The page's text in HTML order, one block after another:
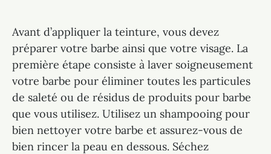
Avant d’appliquer la teinture, vous devez
préparer votre barbe ainsi que votre visage. La
première étape consiste à laver soigneusement
votre barbe pour éliminer toutes les particules
de saleté ou de résidus de produits pour barbe
que vous utilisez. Utilisez un shampooing pour
bien nettoyer votre barbe et assurez-vous de
bien rincer la peau en dessous. Séchez